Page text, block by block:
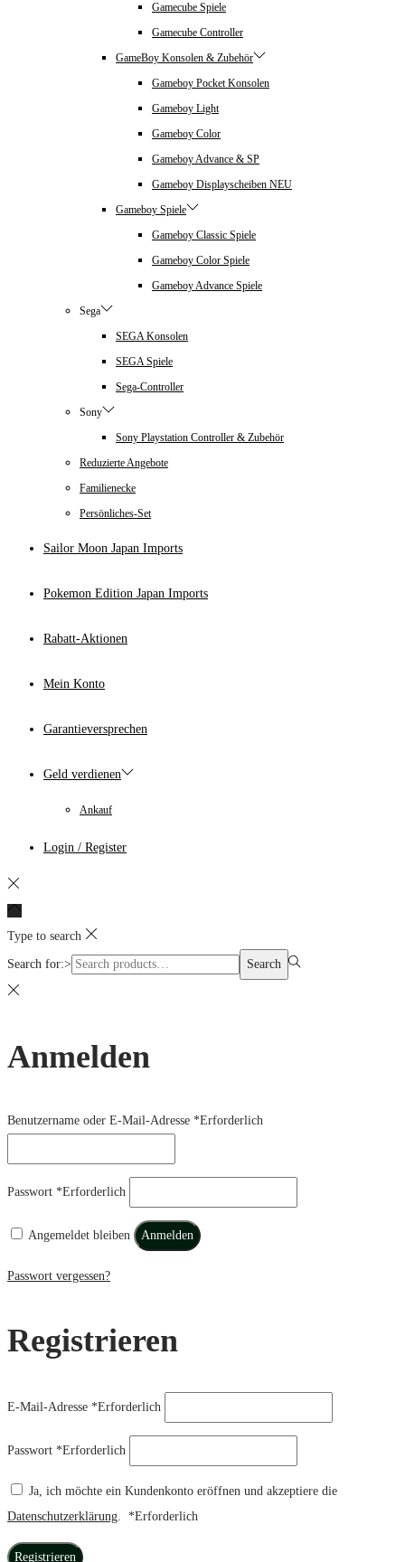
Gamecube Spiele
Gamecube Controller
GameBoy Konsolen & Zubehör
Gameboy Pocket Konsolen
Gameboy Light
Gameboy Color
Gameboy Advance & SP
Gameboy Displayscheiben NEU
Gameboy Spiele
Gameboy Classic Spiele
Gameboy Color Spiele
Gameboy Advance Spiele
Sega
SEGA Konsolen
SEGA Spiele
Sega-Controller
Sony
Sony Playstation Controller & Zubehör
Reduzierte Angebote
Familienecke
Persönliches-Set
Sailor Moon Japan Imports
Pokemon Edition Japan Imports
Rabatt-Aktionen
Mein Konto
Garantieversprechen
Geld verdienen
Ankauf
Login / Register
Type to search
Search for:> Search
Anmelden
Benutzername oder E-Mail-Adresse *Erforderlich
Passwort *Erforderlich
Angemeldet bleiben Anmelden
Passwort vergessen?
Registrieren
E-Mail-Adresse *Erforderlich
Passwort *Erforderlich
Ja, ich möchte ein Kundenkonto eröffnen und akzeptiere die
Datenschutzerklärung
*Erforderlich
Registrieren